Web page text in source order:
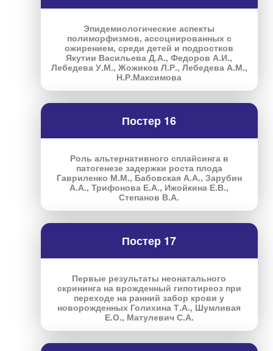
Эпидемиологические аспекты
полиморфизмов, ассоциированных с
ожирением, среди детей и подростков
Якутии Васильева Д.А., Федоров А.И.,
Лебедева У.М., Жожиков Л.Р., Лебедева А.М.,
Н.Р.Максимова
Постер 16
Роль альтернативного сплайсинга в
патогенезе задержки роста плода
Гавриленко М.М., Бабовская А.А., Зарубин
А.А., Трифонова Е.А., Ижойкина Е.В.,
Степанов В.А.
Постер 17
Первые результаты неонатального
скрининга на врожденный гипотиреоз при
переходе на ранний забор крови у
новорожденных Голихина Т.А., Шумливая
Е.О., Матулевич С.А.